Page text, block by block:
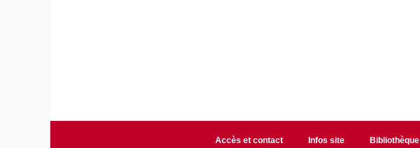
Accès et contact Infos site Bibliothèque